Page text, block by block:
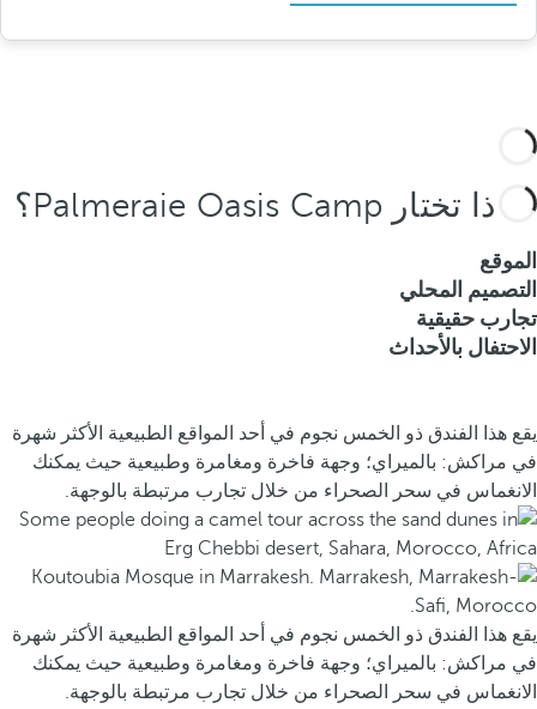
لماذا تختار Palmeraie Oasis Camp؟
الموقع
التصميم المحلي
تجارب حقيقية
الاحتفال بالأحداث
يقع هذا الفندق ذو الخمس نجوم في أحد المواقع الطبيعية الأكثر شهرة
في مراكش: بالميراي؛ وجهة فاخرة ومغامرة وطبيعية حيث يمكنك
الانغماس في سحر الصحراء من خلال تجارب مرتبطة بالوجهة.
يقع هذا الفندق ذو الخمس نجوم في أحد المواقع الطبيعية الأكثر شهرة
في مراكش: بالميراي؛ وجهة فاخرة ومغامرة وطبيعية حيث يمكنك
الانغماس في سحر الصحراء من خلال تجارب مرتبطة بالوجهة.